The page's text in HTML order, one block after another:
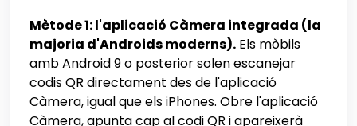
Mètode 1: l'aplicació Càmera integrada (la
majoria d'Androids moderns). Els mòbils
amb Android 9 o posterior solen escanejar
codis QR directament des de l'aplicació
Càmera, igual que els iPhones. Obre l'aplicació
Càmera, apunta cap al codi QR i apareixerà